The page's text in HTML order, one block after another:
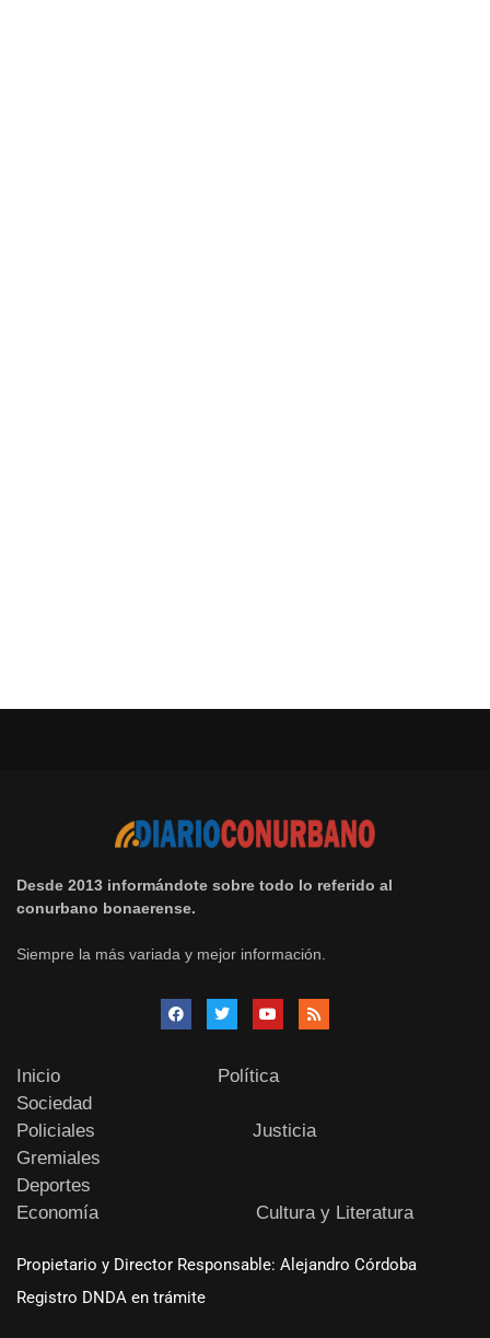
Desde 2013 informándote sobre todo lo referido al
conurbano bonaerense.
Siempre la más variada y mejor información.
Inicio
Política
Sociedad
Policiales
Justicia
Gremiales
Deportes
Economía
Cultura y Literatura
Propietario y Director Responsable: Alejandro Córdoba
Registro DNDA en trámite